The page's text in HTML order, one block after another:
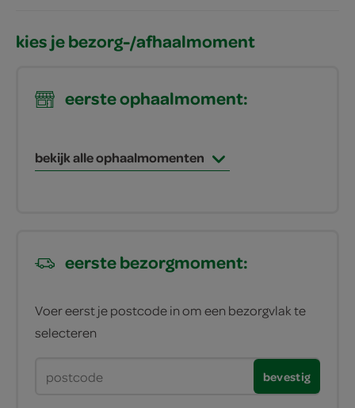
kies je bezorg-/afhaalmoment
eerste ophaalmoment:
bekijk alle ophaalmomenten
eerste bezorgmoment:
Voer eerst je postcode in om een bezorgvlak te
selecteren
bevestig